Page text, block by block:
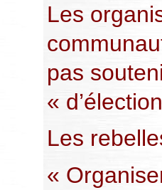
Les
pas
«
Les
«